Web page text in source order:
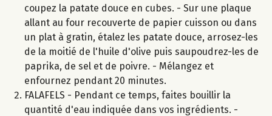
coupez la patate douce en cubes. - Sur une plaque
allant au four recouverte de papier cuisson ou dans
un plat à gratin, étalez les patate douce, arrosez-les
de la moitié de l'huile d'olive puis saupoudrez-les de
paprika, de sel et de poivre. - Mélangez et
enfournez pendant 20 minutes.
FALAFELS - Pendant ce temps, faites bouillir la
quantité d'eau indiquée dans vos ingrédients. -